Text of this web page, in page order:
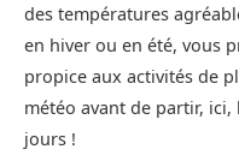
des températures
en hiver ou en été, vous
propice aux activités de
météo avant de partir,
jours !